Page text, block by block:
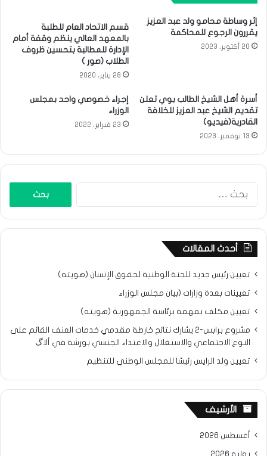
إثر وساطة محامو ولد عبد العزيز
يقررون الرجوع للمحاكمة
20 أكتوبر، 2023
قسم الاتحاد العام للطلبة
بالمعهد العالي ينظم وقفة أمام
الإدارة للمطالبة بتحسين ظروف
الطلاب (صور )
28 يناير، 2020
أسرة أهل الشيخ الطالب بوي تعلن
تقديم الشيخ عبد العزيز للخلافة
القادرية(فيديو)
13 نوفمبر، 2023
إجراء خصوصي واحد بمجلس
الوزراء
23 فبراير، 2022
أحدث المقالات
تعيين رئيس جديد للجنة الوطنية لحقوق الإنسان (هويته)
تعيينات بعدة وزارات (بيان مجلس الوزراء
تعيين مكلف بمهمة برئاسة الجمهورية (هويته)
مشروع برابس-2 يشارك نتائح خارطة مقدمي خدمات العنف القائم على
النوع الاجتماعي والاستغلال والاعتداء الجنسي بورشة في ألاگ
تعيين ولد الرايس رئيسًا للمجلس الوطني للتنظيم
الأرشيف
أغسطس 2026
يوليو 2026